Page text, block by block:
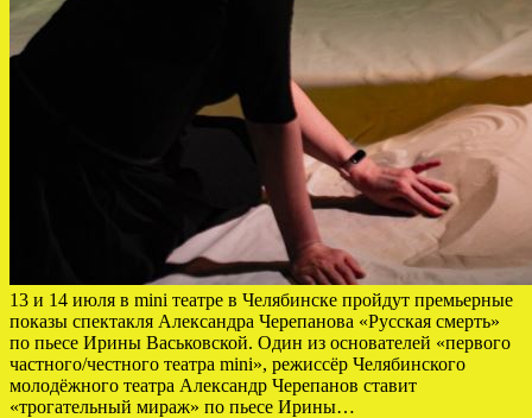
13 и 14 июля в mini театре в Челябинске пройдут премьерные
показы спектакля Александра Черепанова «Русская смерть»
по пьесе Ирины Васьковской. Один из основателей «первого
частного/честного театра mini», режиссёр Челябинского
молодёжного театра Александр Черепанов ставит
«трогательный мираж» по пьесе Ирины…